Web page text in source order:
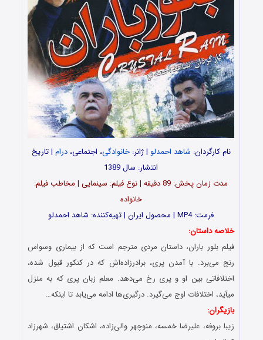
نام کارگردان: شاهد احمدلو | ژانر:خانوادگی، اجتماعی،درام | تاریخ
انتشار: سال 1389
مدت‌‌ زمان پخش: 89 دقیقه | نوع فیلم: سینمایی | مخاطب فیلم:
خانواده
فرمت: MP4 | محصول ایران | تهیه‌کننده: شاهد احمدلو
خلاصه داستان:
فیلم بلور باران، داستان مردی مترجم است که از بیماری وسواس
رنج می‌برد. با آمدن پری، برادرزاده‌اش که در کنکور قبول شده،
اختلافاتی بین او و پری رخ می‌دهد. معلم زبان پری که به منزل
می‎آید، اختلافات اوج می‌گیرد. درگیری‌ها ادامه می‌یابد تا اینکه…
بازیگران:
زیبا بروفه، علیرضا خمسه، منوچهر والی‌زاده، اشکان اشتیاق، شهرزاد